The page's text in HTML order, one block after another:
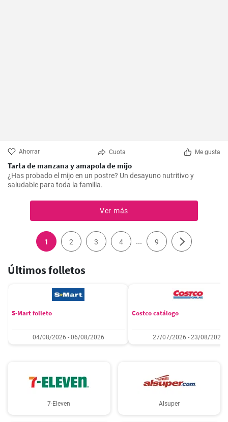
Ahorrar Cuota Me gusta
Tarta de manzana y amapola de mijo
¿Has probado el mijo en un postre? Un desayuno nutritivo y
saludable para toda la familia.
Ver más
1 2 3 4 ... 9
Últimos folletos
S-Mart folleto
04/08/2026 - 06/08/2026
Costco catálogo
27/07/2026 - 23/08/2026
7-Eleven Alsuper